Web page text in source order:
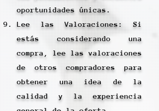
oportunidades únicas.
Lee las Valoraciones: Si
estás considerando una
compra, lee las valoraciones
de otros compradores para
obtener una idea de la
calidad y la experiencia